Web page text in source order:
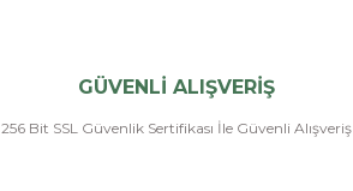
GÜVENLİ ALIŞVERİŞ
256 Bit SSL Güvenlik Sertifikası İle Güvenli Alışveriş